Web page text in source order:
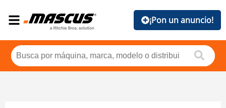
¡Pon un anuncio!